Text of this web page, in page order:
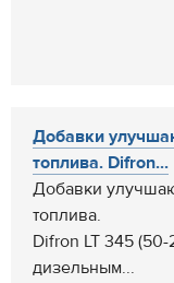
Добавки
топлива. Difron...
Добавки
топлива.
Difron LT 345
дизельным...